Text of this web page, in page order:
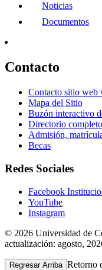
Noticias
Documentos
Contacto
Contacto sitio web
Mapa del Sitio
Buzón interactivo
Directorio
Admisión,
Becas
Redes Sociales
Facebook
YouTube
Instagram
© 2026 Universidad de
actualización: agosto,
Regresar Arriba Retorno